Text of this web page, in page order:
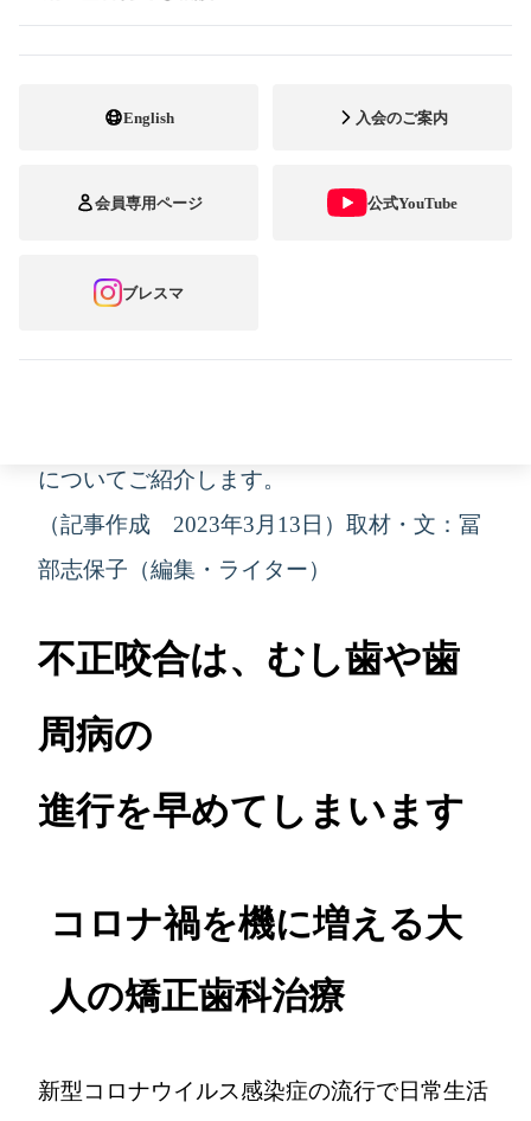
English 入会のご案内
会員専用ページ 公式YouTube
ブレスマ
団法人日本臨床矯正歯科医会（会長：野村泰
各社に向けて「中高年の矯正歯科治療
についてご紹介します。
（記事作成 2023年3月13日）取材・文：冨
部志保子（編集・ライター）
不正咬合は、むし歯や歯
周病の
進行を早めてしまいます
コロナ禍を機に増える大
人の矯正歯科治療
新型コロナウイルス感染症の流行で日常生活